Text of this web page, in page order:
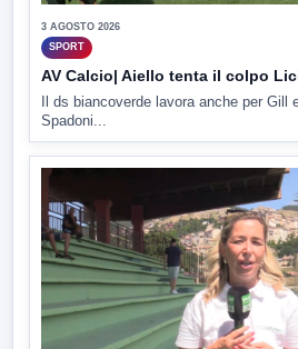
3 AGOSTO 2026
SPORT
AV Calcio| Aiello tenta il colpo
Il ds biancoverde lavora anche per Gill
Spadoni...